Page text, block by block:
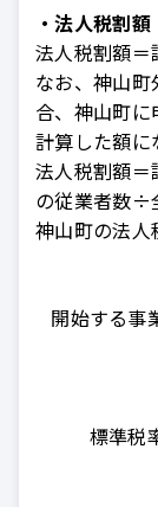
・法人税割額
法人税割額
なお、神山
合、神山町
計算した額に
法人税割額
の従業者数÷
神山町の法人
開始する事
標準税